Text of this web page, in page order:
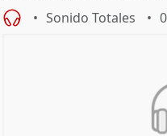
Sonido Totales